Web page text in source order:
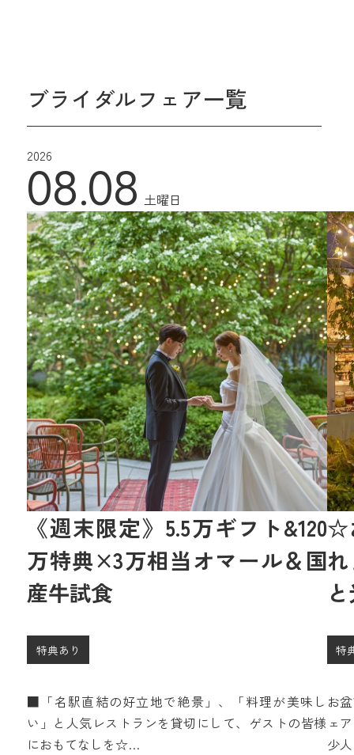
ブライダルフェア一覧
2026
08.08 土曜日
《週末限定》5.5万ギフト&120
万特典×3万相当オマール＆国
産牛試食
特典あり
■「名駅直結の好立地で絶景」、「料理が美味し
い」と人気レストランを貸切にして、ゲストの皆様
におもてなしを☆
☆
特
お
ェア
少